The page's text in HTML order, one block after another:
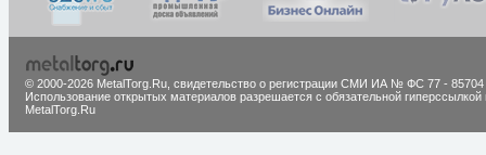
© 2000-2026 MetalTorg.Ru, cвидетельство о регистрации СМИ ИА № ФС 77 - 85704
Использование открытых материалов разрешается с обязательной гиперссылкой
MetalTorg.Ru